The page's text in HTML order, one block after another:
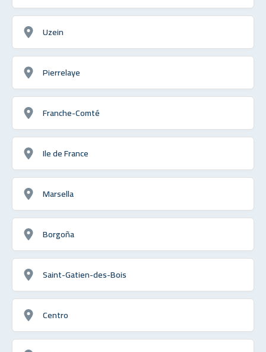
Uzein
Pierrelaye
Franche-Comté
Ile de France
Marsella
Borgoña
Saint-Gatien-des-Bois
Centro